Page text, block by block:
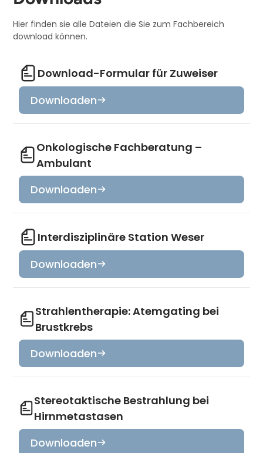
Hier finden sie alle Dateien die Sie zum Fachbereich
download können.
Download-Formular für Zuweiser
Downloaden
Onkologische Fachberatung –
Ambulant
Downloaden
Interdisziplinäre Station Weser
Downloaden
Strahlentherapie: Atemgating bei
Brustkrebs
Downloaden
Stereotaktische Bestrahlung bei
Hirnmetastasen
Downloaden